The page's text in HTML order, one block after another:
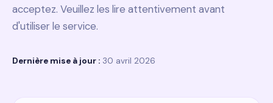
acceptez. Veuillez les lire attentivement avant
d'utiliser le service.
Dernière mise à jour : 30 avril 2026